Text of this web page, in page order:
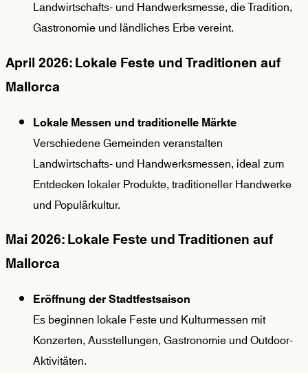
Landwirtschafts- und Handwerksmesse, die Tradition,
Gastronomie und ländliches Erbe vereint.
April 2026: Lokale Feste und Traditionen auf
Mallorca
Lokale Messen und traditionelle Märkte
Verschiedene Gemeinden veranstalten
Landwirtschafts- und Handwerksmessen, ideal zum
Entdecken lokaler Produkte, traditioneller Handwerke
und Populärkultur.
Mai 2026: Lokale Feste und Traditionen auf
Mallorca
Eröffnung der Stadtfestsaison
Es beginnen lokale Feste und Kulturmessen mit
Konzerten, Ausstellungen, Gastronomie und Outdoor-
Aktivitäten.